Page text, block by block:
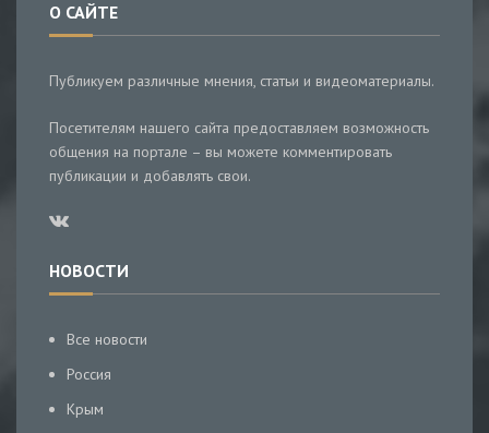
О САЙТЕ
Публикуем различные мнения, статьи и видеоматериалы.
Посетителям нашего сайта предоставляем возможность
общения на портале – вы можете комментировать
публикации и добавлять свои.
НОВОСТИ
Все новости
Россия
Крым